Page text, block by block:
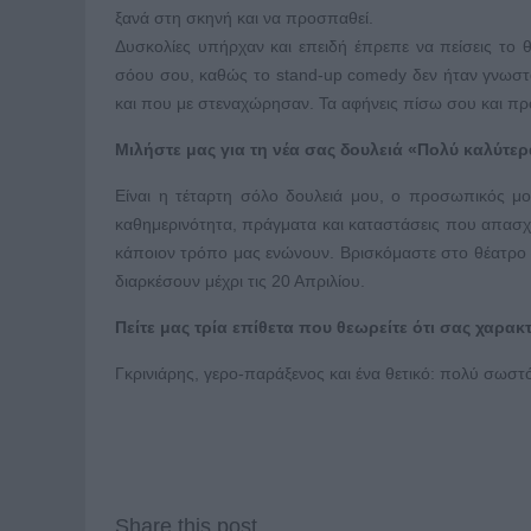
ξανά στη σκηνή και να προσπαθεί.
Δυσκολίες υπήρχαν και επειδή έπρεπε να πείσεις
σόου σου, καθώς το stand-up comedy δεν ήταν
και που με στεναχώρησαν. Τα αφήνεις πίσω σου και
Μιλήστε μας για τη νέα σας δουλειά «Πολύ
Είναι η τέταρτη σόλο δουλειά μου, ο προσωπικός
καθημερινότητα, πράγματα και καταστάσεις που
κάποιον τρόπο μας ενώνουν. Βρισκόμαστε στο θέατρο
διαρκέσουν μέχρι τις 20 Απριλίου.
Πείτε μας τρία επίθετα που θεωρείτε ότι σας
Γκρινιάρης, γερο-παράξενος και ένα θετικό: πολύ